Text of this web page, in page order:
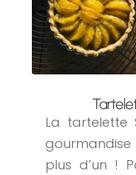
La tartelette
plus d’un !